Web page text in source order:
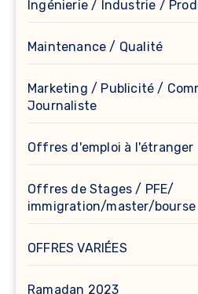
Ingénierie / Industrie /
Maintenance / Qualité
Marketing / Publicité /
Journaliste
Offres d'emploi à l'étranger
Offres de Stages / PFE/
immigration/master/bourse
OFFRES VARIÉES
Ramadan 2023